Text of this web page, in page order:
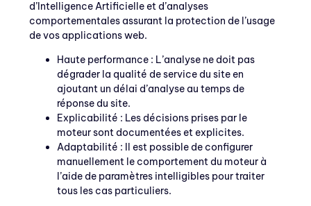
d’Intelligence Artificielle et d’analyses
comportementales assurant la protection de l’usage
de vos applications web.
Haute performance : L’analyse ne doit pas
dégrader la qualité de service du site en
ajoutant un délai d’analyse au temps de
réponse du site.
Explicabilité : Les décisions prises par le
moteur sont documentées et explicites.
Adaptabilité : Il est possible de configurer
manuellement le comportement du moteur à
l’aide de paramètres intelligibles pour traiter
tous les cas particuliers.